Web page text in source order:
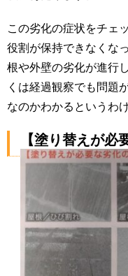
この劣化の症状をチェ
役割が保持できなくな
根や外壁の劣化が進行
くは経過観察でも問題
なのかわかるというわ
【塗り替えが必